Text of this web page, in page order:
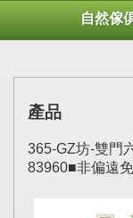
產品
365-GZ坊-雙門
83960■非偏遠